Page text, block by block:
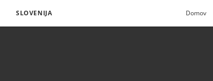
SLOVENIJA Domov